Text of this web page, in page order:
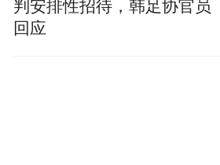
判安排性招待，韩足协官员
回应